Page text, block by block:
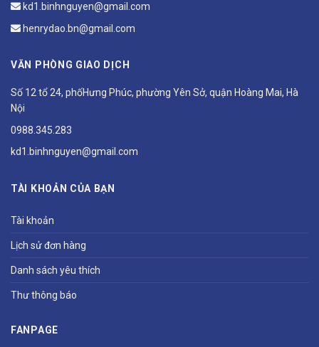
kd1.binhnguyen@gmail.com
henrydao.bn@gmail.com
VĂN PHÒNG GIAO DỊCH
Số 12 tổ 24, phốHưng Phúc, phường Yên Sở, quận Hoàng Mai, Hà
Nội
0988.345.283
kd1.binhnguyen@gmail.com
TÀI KHOẢN CỦA BẠN
Tài khoản
Lịch sử đơn hàng
Danh sách yêu thích
Thư thông báo
FANPAGE